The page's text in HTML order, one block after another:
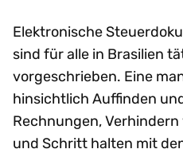
Elektronische
sind für alle in Brasilien
vorgeschrieben. Eine
hinsichtlich Auffinden
Rechnungen,
und Schritt halten mit